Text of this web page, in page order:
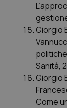
Giorgio
Sanità,
Giorgio
Come